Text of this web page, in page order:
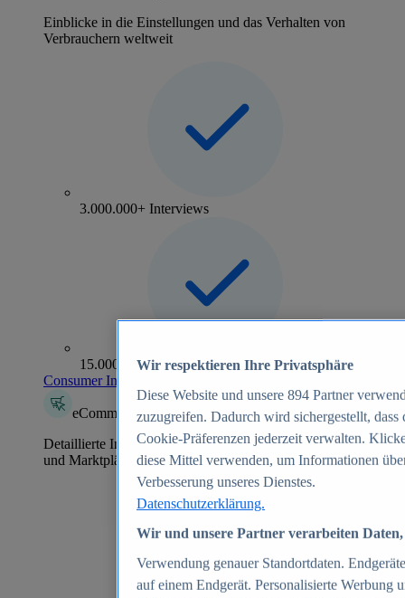
Einblicke in die Einstellungen und das Verhalten von
Verbrauchern weltweit
3.000.000+ Interviews
15.000+ Marken
Consumer Insights entdecken
eCommerce Insights
Detaillierte Informationen zu mehr als 39.000 Online-Shops
und Marktplätzen
Wir respektieren Ihre Privatsphäre
Diese Website und unsere 894 Partner
zuzugreifen. Dadurch wird sichergestellt,
Cookie-Präferenzen jederzeit verwalten.
diese Mittel verwenden, um Informationen
Verbesserung unseres Dienstes.
Datenschutzerklärung.
Wir und unsere Partner verarbeiten
Verwendung genauer Standortdaten.
auf einem Endgerät. Personalisierte Werbung